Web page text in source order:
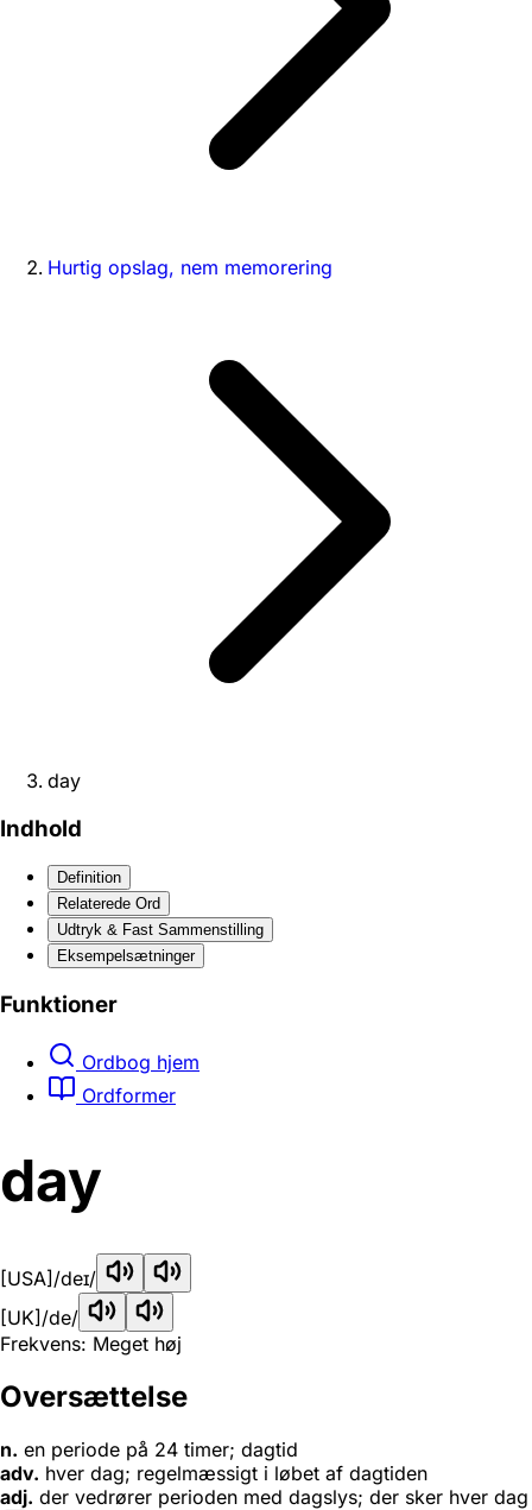
Hurtig opslag, nem memorering
day
Indhold
Definition
Relaterede Ord
Udtryk & Fast Sammenstilling
Eksempelsætninger
Funktioner
Ordbog hjem
Ordformer
day
[USA] /deɪ/
[UK] /de/
Frekvens: Meget høj
Oversættelse
n. en periode på 24 timer; dagtid
adv. hver dag; regelmæssigt i løbet af dagtiden
adj. der vedrører perioden med dagslys; der sker hver dag